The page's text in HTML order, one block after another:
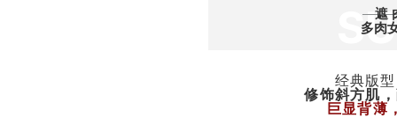
遮
多肉
经典版
修饰斜方肌
巨显背薄